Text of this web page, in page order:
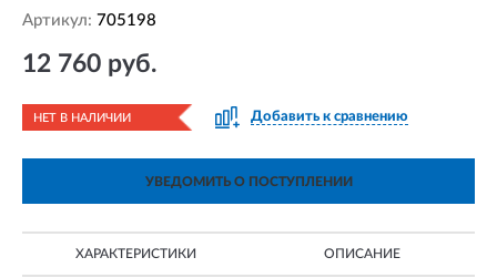
Артикул: 705198
12 760 руб.
НЕТ В НАЛИЧИИ Добавить к сравнению
УВЕДОМИТЬ О ПОСТУПЛЕНИИ
ХАРАКТЕРИСТИКИ ОПИСАНИЕ